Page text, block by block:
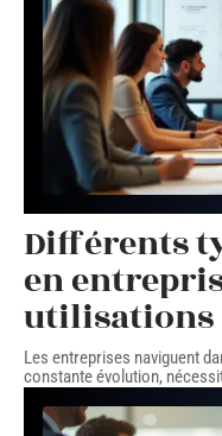
Différents
en
utilisations
Les entreprises naviguent
constante évolution,